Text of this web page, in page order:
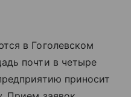
в Гоголевском
почти в четыре
приносит